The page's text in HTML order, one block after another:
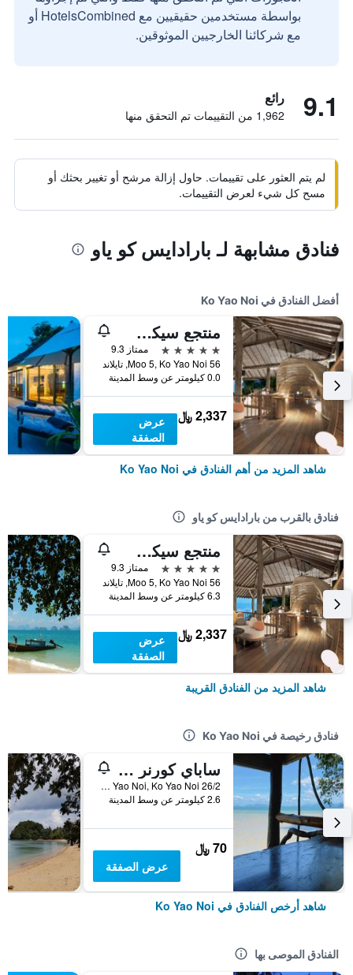
بواسطة مستخدمين حقيقيين مع HotelsCombined أو
مع شركائنا الخارجيين الموثوقين.
9.1 رائع
1,962 من التقييمات تم التحقق منها
لم يتم العثور على تقييمات. حاول إزالة مرشح أو تغيير بحثك أو
مسح كل شيء لعرض التقييمات.
فنادق مشابهة لـ بارادايس كو ياو
أفضل الفنادق في Ko Yao Noi
منتجع سيكس سينسيز ياو ناوي
5 نجوم
ممتاز 9.3
56 Moo 5, Ko Yao Noi, تايلاند
0.0 كيلومتر عن وسط المدينة
2,337 ﷼
عرض
الصفقة
شاهد المزيد من أهم الفنادق في Ko Yao Noi
فنادق بالقرب من بارادايس كو ياو
منتجع سيكس سينسيز ياو ناوي
5 نجوم
ممتاز 9.3
56 Moo 5, Ko Yao Noi, تايلاند
6.3 كيلومتر عن وسط المدينة
2,337 ﷼
عرض
الصفقة
شاهد المزيد من الفنادق القريبة
فنادق رخيصة في Ko Yao Noi
ساباي كورنر بنجالوز
26/2 Moo5 Koh Yao Noi, Ko Yao Noi, تايلاند
2.6 كيلومتر عن وسط المدينة
70 ﷼
عرض الصفقة
شاهد أرخص الفنادق في Ko Yao Noi
الفنادق الموصى بها